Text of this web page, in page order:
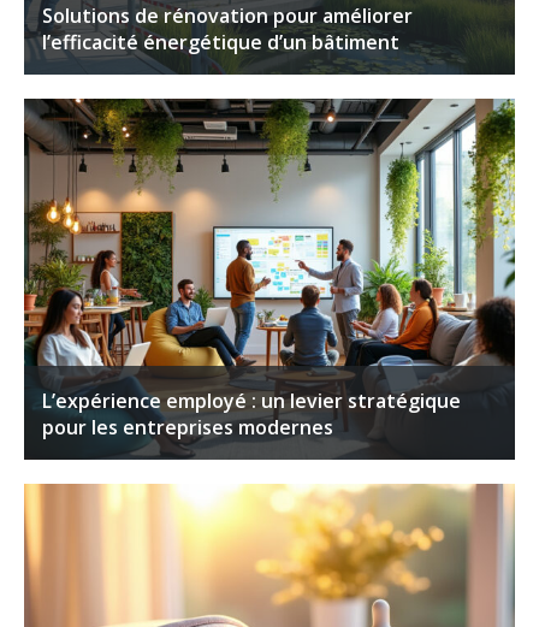
Solutions de rénovation pour améliorer
l’efficacité énergétique d’un bâtiment
L’expérience employé : un levier stratégique
pour les entreprises modernes